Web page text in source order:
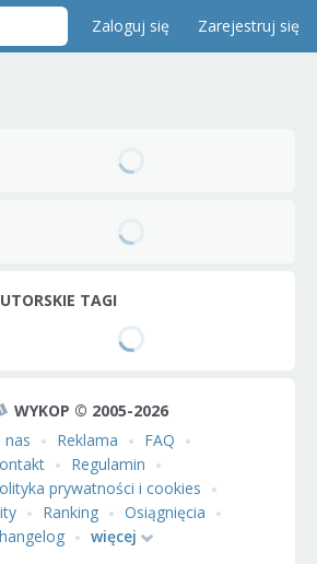
Zaloguj się Zarejestruj się
TAGI
WYKOP © 2005-2026
nas
Reklama
FAQ
Regulamin
prywatności i cookies
Ranking
Osiągnięcia
więcej